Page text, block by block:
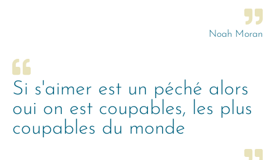
Noah Moran
Si s'aimer est un péché alors
oui on est coupables, les plus
coupables du monde